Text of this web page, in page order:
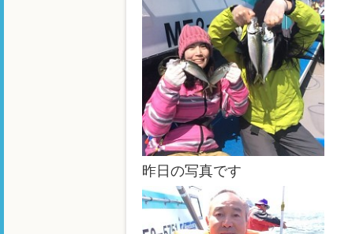
昨日の写真です